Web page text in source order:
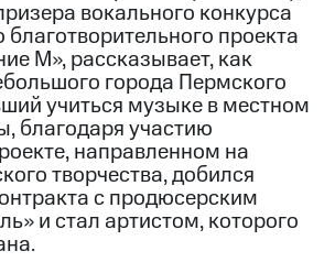
вокального конкурса
проекта
М», рассказывает, как
города Пермского
учиться музыке в местном
благодаря участию
направленном на
творчества, добился
с продюсерским
и стал артистом, которого